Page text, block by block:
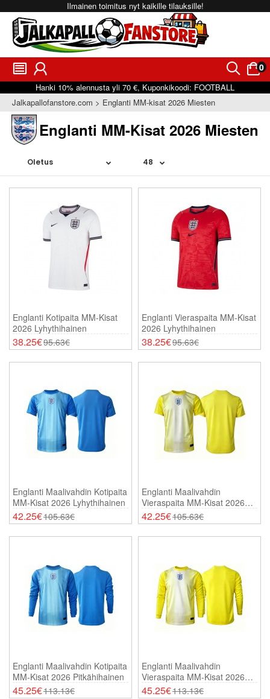
Ilmainen toimitus nyt kaikille tilauksille!
󰂩 󰃳 󰂨 0
󰃠
Hanki 10% alennusta yli 70 €, Kuponkikoodi: FOOTBALL
Jalkapallofanstore.com
Englanti MM-kisat 2026 Miesten
Englanti MM-Kisat 2026 Miesten
Englanti Kotipaita MM-Kisat
2026 Lyhythihainen
38.25€95.63€
Englanti Vieraspaita MM-Kisat
2026 Lyhythihainen
38.25€95.63€
Englanti Maalivahdin Kotipaita
MM-Kisat 2026 Lyhythihainen
42.25€105.63€
Englanti Maalivahdin
Vieraspaita MM-Kisat 2026
Lyhythihainen
42.25€105.63€
Englanti Maalivahdin Kotipaita
MM-Kisat 2026 Pitkähihainen
45.25€113.13€
Englanti Maalivahdin
Vieraspaita MM-Kisat 2026
Pitkähihainen
45.25€113.13€